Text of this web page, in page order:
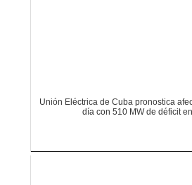
Unión Eléctrica de Cuba pronostica
día con 510 MW de déficit